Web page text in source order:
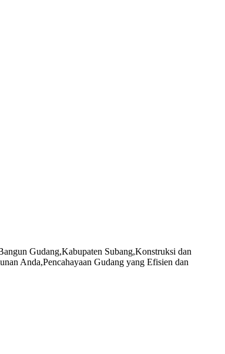
Gudang,Kabupaten Subang,Konstruksi dan
Anda,Pencahayaan Gudang yang Efisien dan